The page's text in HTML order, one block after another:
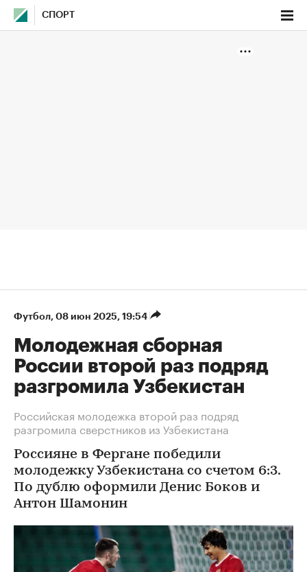
СПОРТ
Футбол⁠, 08 июн 2025, 19:54
Молодежная сборная
России второй раз подряд
разгромила Узбекистан
Российская молодежка второй раз подряд
разгромила сверстников из Узбекистана
Россияне в Фергане победили
молодежку Узбекистана со счетом 6:3.
По дублю оформили Денис Боков и
Антон Шамонин